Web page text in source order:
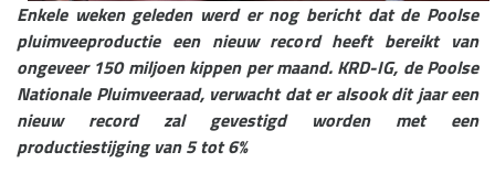
Enkele weken geleden werd er nog bericht dat de Poolse
pluimveeproductie een nieuw record heeft bereikt van
ongeveer 150 miljoen kippen per maand. KRD-IG, de Poolse
Nationale Pluimveeraad, verwacht dat er alsook dit jaar een
nieuw record zal gevestigd worden met een
productiestijging van 5 tot 6%